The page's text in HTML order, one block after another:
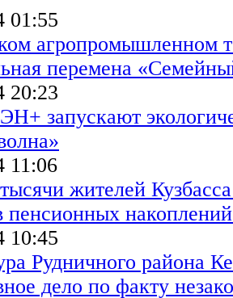
01:55
агропромышленном
перемена
20:23
запускают
11:06
жителей
пенсионных
10:45
Рудничного района
дело по факту